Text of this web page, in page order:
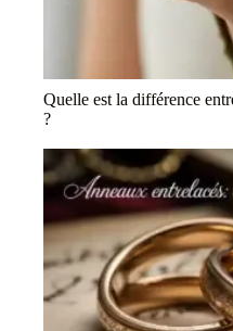
Quelle est la différence
?